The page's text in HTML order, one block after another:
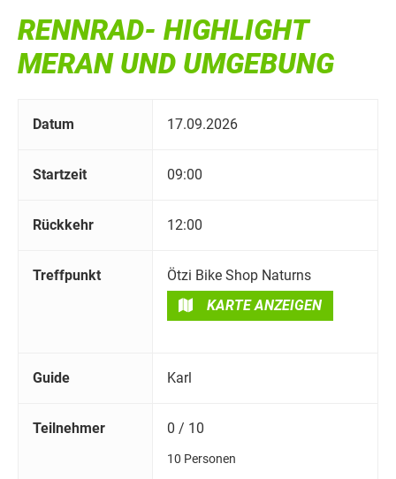
RENNRAD- HIGHLIGHT
MERAN UND UMGEBUNG
Datum 17.09.2026
Startzeit 09:00
Rückkehr 12:00
Treffpunkt
Ötzi Bike Shop Naturns
KARTE ANZEIGEN
Guide Karl
Teilnehmer 0 / 10
10 Personen